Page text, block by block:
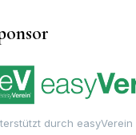
durch easyVerein